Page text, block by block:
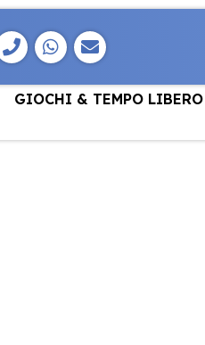
GIOCHI & TEMPO LIBERO